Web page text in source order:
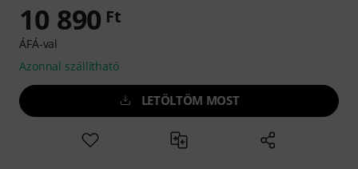
10 890 Ft
ÁFÁ-val
Azonnal szállítható
LETÖLTÖM MOST